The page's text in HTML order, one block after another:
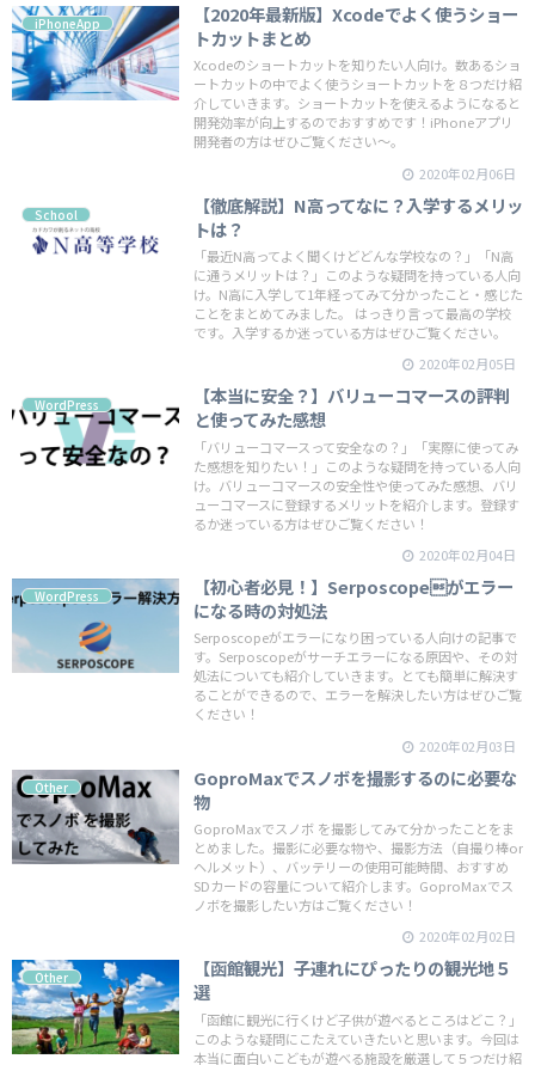
iPhoneApp
【2020年最新版】Xcodeでよく使うショー
トカットまとめ
Xcodeのショートカットを知りたい人向け。数あるショ
ートカットの中でよく使うショートカットを８つだけ紹
介していきます。ショートカットを使えるようになると
開発効率が向上するのでおすすめです！iPhoneアプリ
開発者の方はぜひご覧ください〜。
2020年02月06日
School
【徹底解説】N高ってなに？入学するメリッ
トは？
「最近N高ってよく聞くけどどんな学校なの？」「N高
に通うメリットは？」このような疑問を持っている人向
け。N高に入学して1年経ってみて分かったこと・感じた
ことをまとめてみました。 はっきり言って最高の学校
です。入学するか迷っている方はぜひご覧ください。
2020年02月05日
WordPress
【本当に安全？】バリューコマースの評判
と使ってみた感想
「バリューコマースって安全なの？」「実際に使ってみ
た感想を知りたい！」このような疑問を持っている人向
け。バリューコマースの安全性や使ってみた感想、バリ
ューコマースに登録するメリットを紹介します。登録す
るか迷っている方はぜひご覧ください！
2020年02月04日
WordPress
【初心者必見！】Serposcopeがエラー
になる時の対処法
Serposcopeがエラーになり困っている人向けの記事で
す。Serposcopeがサーチエラーになる原因や、その対
処法についても紹介していきます。とても簡単に解決す
ることができるので、エラーを解決したい方はぜひご覧
ください！
2020年02月03日
Other
GoproMaxでスノボを撮影するのに必要な
物
GoproMaxでスノボ を撮影してみて分かったことをま
とめました。撮影に必要な物や、撮影方法（自撮り棒or
ヘルメット）、バッテリーの使用可能時間、おすすめ
SDカードの容量について紹介します。GoproMaxでス
ノボを撮影したい方はご覧ください！
2020年02月02日
Other
【函館観光】子連れにぴったりの観光地５
選
「函館に観光に行くけど子供が遊べるところはどこ？」
このような疑問にこたえていきたいと思います。今回は
本当に面白いこどもが遊べる施設を厳選して５つだけ紹